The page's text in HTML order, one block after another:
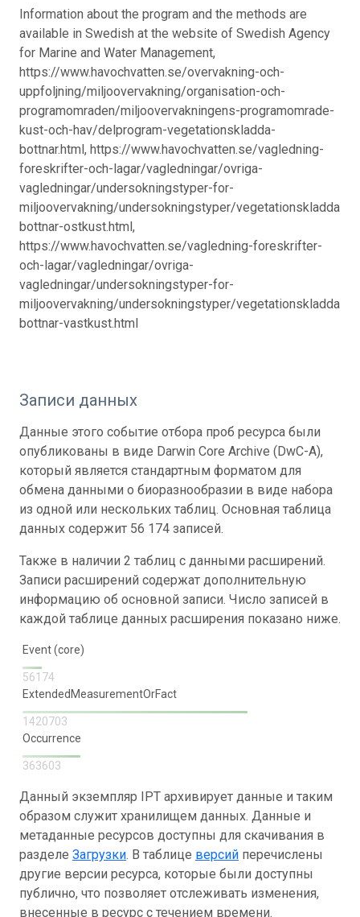
Information about the program and the methods are
available in Swedish at the website of Swedish Agency
for Marine and Water Management,
https://www.havochvatten.se/overvakning-och-
uppfoljning/miljoovervakning/organisation-och-
programomraden/miljoovervakningens-programomrade-
kust-och-hav/delprogram-vegetationskladda-
bottnar.html, https://www.havochvatten.se/vagledning-
foreskrifter-och-lagar/vagledningar/ovriga-
vagledningar/undersokningstyper-for-
miljoovervakning/undersokningstyper/vegetationskladda-
bottnar-ostkust.html,
https://www.havochvatten.se/vagledning-foreskrifter-
och-lagar/vagledningar/ovriga-
vagledningar/undersokningstyper-for-
miljoovervakning/undersokningstyper/vegetationskladda-
bottnar-vastkust.html
Записи данных
Данные этого событие отбора проб ресурса были
опубликованы в виде Darwin Core Archive (DwC-A),
который является стандартным форматом для
обмена данными о биоразнообразии в виде набора
из одной или нескольких таблиц. Основная таблица
данных содержит 56 174 записей.
Также в наличии 2 таблиц с данными расширений.
Записи расширений содержат дополнительную
информацию об основной записи. Число записей в
каждой таблице данных расширения показано ниже.
Event (core)
56174
ExtendedMeasurementOrFact
1420703
Occurrence
363603
Данный экземпляр IPT архивирует данные и таким
образом служит хранилищем данных. Данные и
метаданные ресурсов доступны для скачивания в
разделе Загрузки. В таблице версий перечислены
другие версии ресурса, которые были доступны
публично, что позволяет отслеживать изменения,
внесенные в ресурс с течением времени.